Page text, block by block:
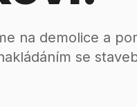
na demolice a
se